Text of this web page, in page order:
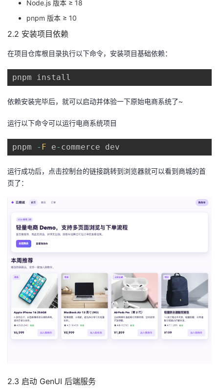
Node.js 版本 ≥ 18
pnpm 版本 ≥ 10
2.2 安装项目依赖
在项目仓库根目录执行以下命令，安装项目基础依赖：
依赖安装完毕后，就可以启动并体验一下原始电商系统了~
运行以下命令可以运行电商系统项目
pnpm - F e-
运行成功后，点击控制台的链接跳转到浏览器就可以看到商城的首
页了：
2.3 启动 GenUI 后端服务